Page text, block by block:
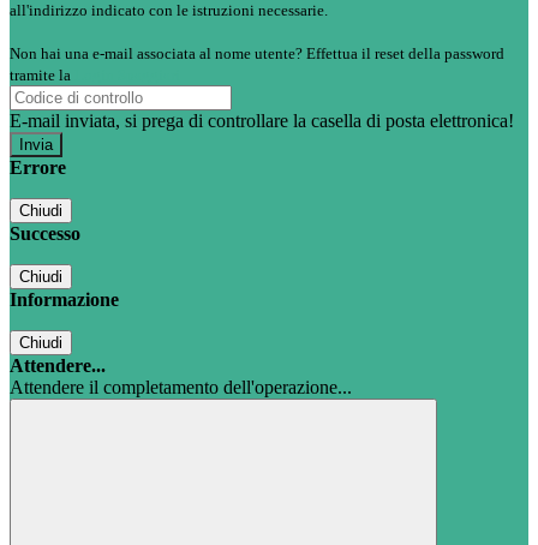
all'indirizzo indicato con le istruzioni necessarie.
Non hai una e-mail associata al nome utente? Effettua il reset della password
tramite la
E-mail inviata, si prega di controllare la casella di posta elettronica!
Errore
Chiudi
Successo
Chiudi
Informazione
Chiudi
Attendere...
Attendere il completamento dell'operazione...